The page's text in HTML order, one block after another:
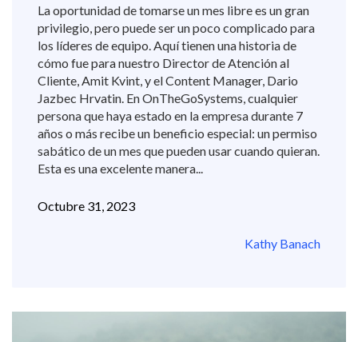
La oportunidad de tomarse un mes libre es un gran
privilegio, pero puede ser un poco complicado para
los líderes de equipo. Aquí tienen una historia de
cómo fue para nuestro Director de Atención al
Cliente, Amit Kvint, y el Content Manager, Dario
Jazbec Hrvatin. En OnTheGoSystems, cualquier
persona que haya estado en la empresa durante 7
años o más recibe un beneficio especial: un permiso
sabático de un mes que pueden usar cuando quieran.
Esta es una excelente manera...
Octubre 31, 2023
Kathy Banach